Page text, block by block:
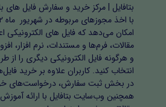
بتافایل | مرکز خرید و سفارش فایل های
امکان می‌دهد که فایل های الکترونیکی
مقالات، فرم‌ها و مستندات، نرم افزار،
و هرگونه فایل الکترونیکی دیگری را از
انتخاب کنید. کاربران علاوه بر خرید
در بخش ثبت سفارش، درخواست‌های خود
همچنین وب‌سایت بتافایل با ارائه